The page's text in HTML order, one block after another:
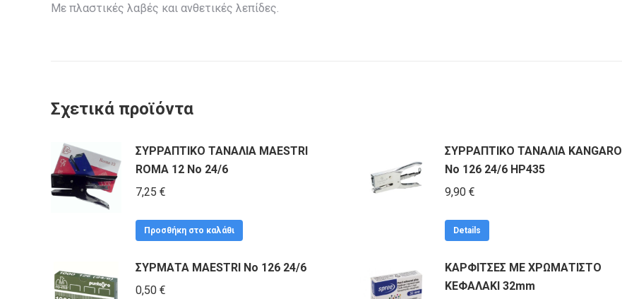
Με πλαστικές λαβές και ανθετικές λεπίδες.
Σχετικά προϊόντα
ΣΥΡΡΑΠΤΙΚΟ ΤΑΝΑΛΙΑ MAESTRI
ROMA 12 No 24/6
7,25 €
Προσθήκη στο καλάθι
ΣΥΡΡΑΠΤΙΚΟ ΤΑΝΑΛΙΑ KANGARO
Νο 126 24/6 HP435
9,90 €
Details
ΣΥΡΜΑΤΑ MAESTRI Νο 126 24/6
0,50 €
ΚΑΡΦΙΤΣΕΣ ΜΕ ΧΡΩΜΑΤΙΣΤΟ
ΚΕΦΑΛΑΚΙ 32mm